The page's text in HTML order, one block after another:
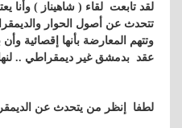
لقد تابعت لقاء ( شاهيناز ) وأنا
تتحدث عن أصول الحوار
وتتهم المعارضة بأنها إقصائية
عقد بدمشق غير ديمقراطي .. لنها
لطفا إنظر من يتحدث عن